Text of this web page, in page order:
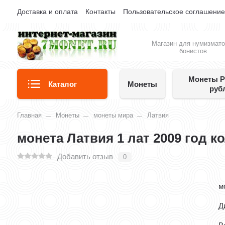
Доставка и оплата Контакты Пользовательское соглашение
Магазин для
бонистов
Каталог Монеты
Монеты
Главная Монеты монеты мира Латвия
монета Латвия 1 лат 2009 год
Добавить отзыв 0